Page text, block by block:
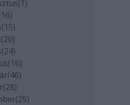
(1)
16)
(15)
(20)
(24)
(16)
(46)
(28)
(25)